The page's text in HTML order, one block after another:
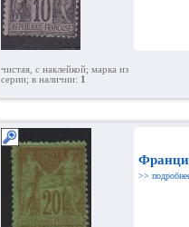
чистая, с наклейкой; марка из
серии; в наличии: 1
>>